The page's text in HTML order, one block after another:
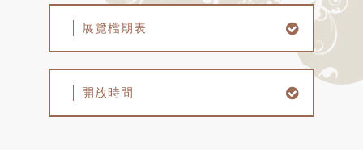
展覽檔期表
開放時間